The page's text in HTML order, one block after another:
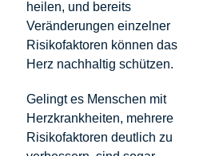
heilen, und bereits
Veränderungen einzelner
Risikofaktoren können das
Herz nachhaltig schützen.
Gelingt es Menschen mit
Herzkrankheiten, mehrere
Risikofaktoren deutlich zu